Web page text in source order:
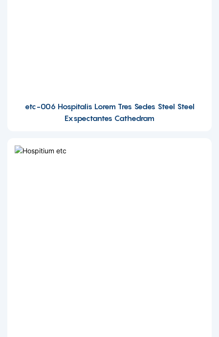
etc-006 Hospitalis Lorem Tres Sedes Steel Steel
Exspectantes Cathedram